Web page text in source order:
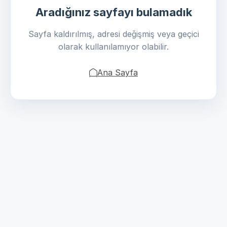
Aradığınız sayfayı bulamadık
Sayfa kaldırılmış, adresi değişmiş veya geçici
olarak kullanılamıyor olabilir.
Ana Sayfa